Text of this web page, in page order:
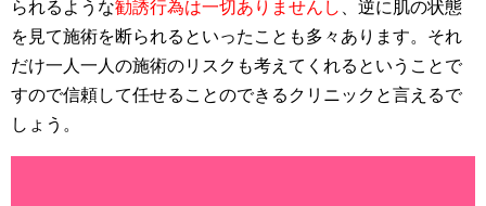
られるような勧誘行為は一切ありませんし
、逆に肌の状態
を見て施術を断られるといったことも多々あります。それ
だけ一人一人の施術のリスクも考えてくれるということで
すので信頼して任せることのできるクリニックと言えるで
しょう。